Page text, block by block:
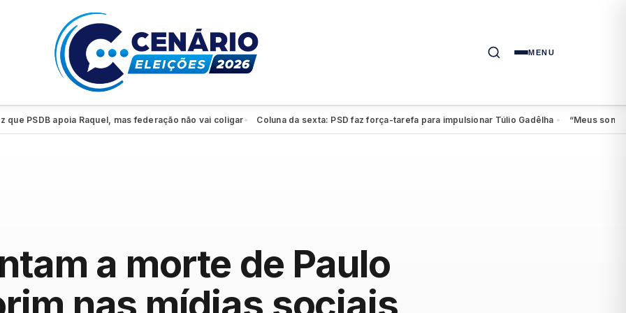
MENU
apoia Raquel, mas federação não vai coligar● Coluna da sexta: PSD faz força-tarefa para impulsionar Túlio Gadêlha● “Meus sonhos
a morte de Paulo